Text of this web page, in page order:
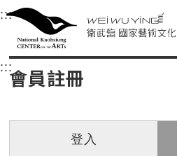
衛武營國家藝術文化
中央內容區塊，為本頁主要內容區。
:::選單連結區塊，此區塊列有
衛武營國家藝術文
::: 中央內容區塊，為本頁主要
會員註冊
登入